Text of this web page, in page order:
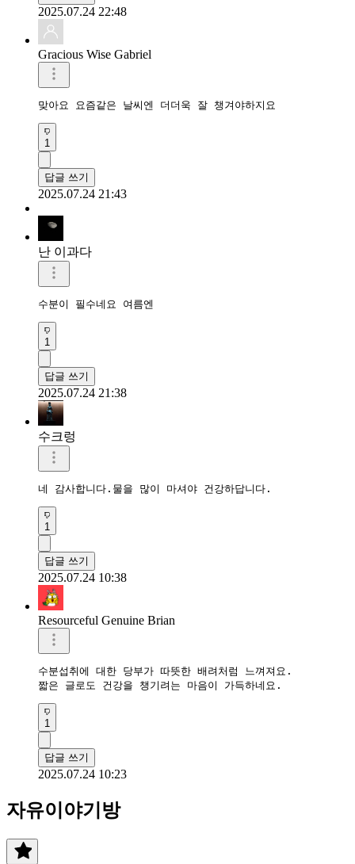
2025.07.24 22:48
Gracious Wise Gabriel
맞아요 요즘같은 날씨엔 더더욱 잘 챙겨야하지요
1
답글 쓰기
2025.07.24 21:43
난 이과다
수분이 필수네요 여름엔
1
답글 쓰기
2025.07.24 21:38
수크렁
네 감사합니다.물을 많이 마셔야 건강하답니다.
1
답글 쓰기
2025.07.24 10:38
Resourceful Genuine Brian
수분섭취에 대한 당부가 따뜻한 배려처럼 느껴져요.
짧은 글로도 건강을 챙기려는 마음이 가득하네요.
1
답글 쓰기
2025.07.24 10:23
자유이야기방